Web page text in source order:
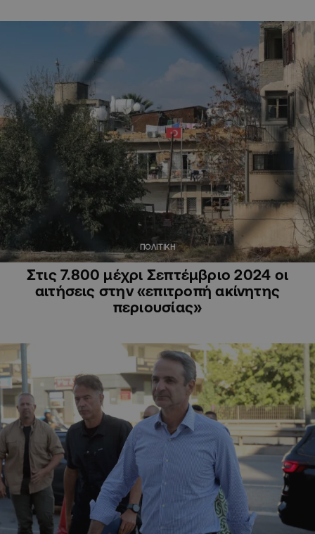
ΠΟΛΙΤΙΚΗ
Στις 7.800 μέχρι Σεπτέμβριο 2024 οι
αιτήσεις στην «επιτροπή ακίνητης
περιουσίας»